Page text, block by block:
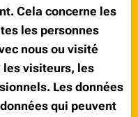
Cela concerne les
les personnes
nous ou visité
les visiteurs, les
Les données
qui peuvent